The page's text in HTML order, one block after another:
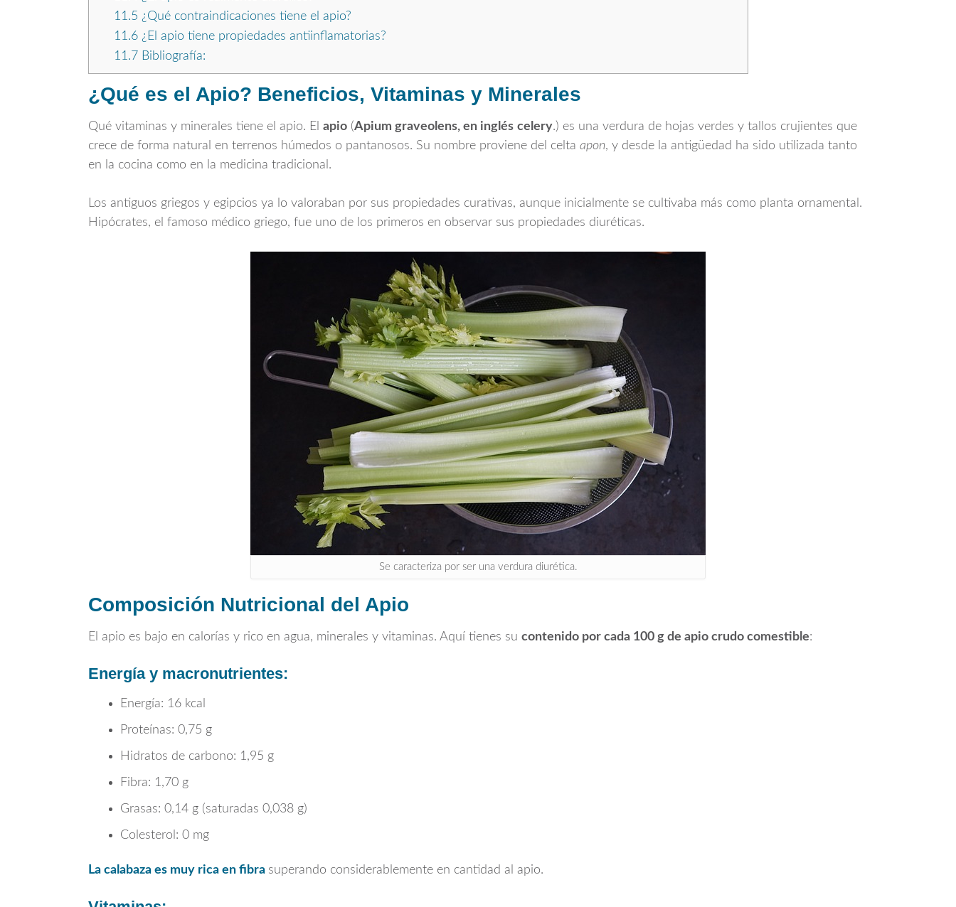
11.5 ¿Qué contraindicaciones tiene el apio?
11.6¿El apio tiene propiedades antiinflamatorias?
11.7Bibliografía:
¿Qué es el Apio? Beneficios, Vitaminas y Minerales
Qué vitaminas y minerales tiene el apio. El apio (Apium graveolens, en inglés celery.) es una verdura de hojas verdes y tallos crujientes que
crece de forma natural en terrenos húmedos o pantanosos. Su nombre proviene del celta apon, y desde la antigüedad ha sido utilizada tanto
en la cocina como en la medicina tradicional.
Los antiguos griegos y egipcios ya lo valoraban por sus propiedades curativas, aunque inicialmente se cultivaba más como planta ornamental.
Hipócrates, el famoso médico griego, fue uno de los primeros en observar sus propiedades diuréticas.
Se caracteriza por ser una verdura diurética.
Composición Nutricional del Apio
El apio es bajo en calorías y rico en agua, minerales y vitaminas. Aquí tienes su contenido por cada 100 g de apio crudo comestible:
Energía y macronutrientes:
Energía: 16 kcal
Proteínas: 0,75 g
Hidratos de carbono: 1,95 g
Fibra: 1,70 g
Grasas: 0,14 g (saturadas 0,038 g)
Colesterol: 0 mg
La calabaza es muy rica en fibra superando considerablemente en cantidad al apio.